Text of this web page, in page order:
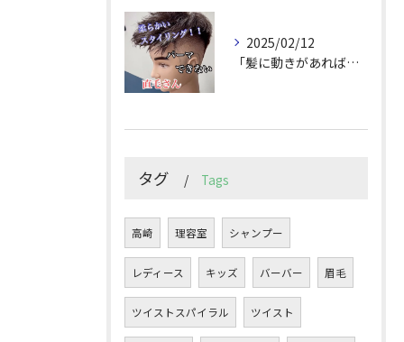
2025/02/12
「髪に動きがあれば印象は変わる！」
タグ Tags
高崎 理容室 シャンプー
レディース キッズ バーバー 眉毛
ツイストスパイラル ツイスト